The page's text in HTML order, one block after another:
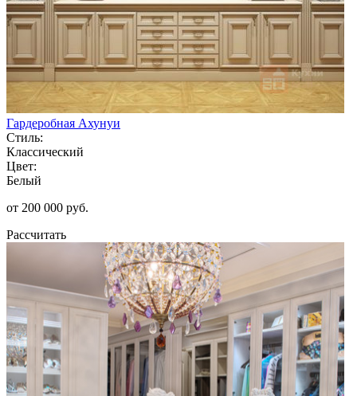
Гардеробная Ахунуи
Стиль:
Классический
Цвет:
Белый
от 200 000 руб.
Рассчитать